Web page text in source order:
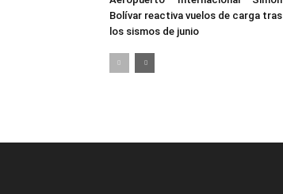
Bolívar reactiva vuelos de carga tras
los sismos de junio